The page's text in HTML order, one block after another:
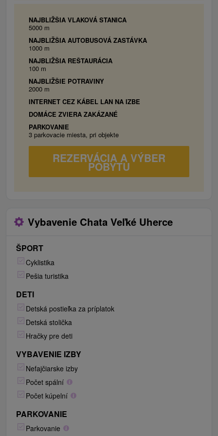
NAJBLIŽŠIA VLAKOVÁ STANICA
5000 m
NAJBLIŽŠIA AUTOBUSOVÁ ZASTÁVKA
1000 m
NAJBLIŽŠIA REŠTAURÁCIA
100 m
NAJBLIŽŠIE POTRAVINY
2000 m
INTERNET CEZ KÁBEL LAN NA IZBE
DOMÁCE ZVIERA ZAKÁZANÉ
PARKOVANIE
3 parkovacie miesta, pri objekte
REZERVÁCIA A VÝBER
POBYTU
Vybavenie Chata Veľké Uherce
ŠPORT
Cyklistika
Pešia turistika
DETI
Detská postieľka za príplatok
Detská stolička
Hračky pre deti
VYBAVENIE IZBY
Nefajčiarske izby
Počet spální
Počet kúpelní
PARKOVANIE
Parkovanie